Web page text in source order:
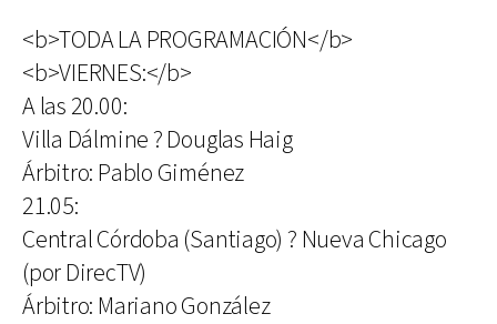
<b>TODA LA PROGRAMACIÓN</b>
<b>VIERNES:</b>
A las 20.00:
Villa Dálmine ? Douglas Haig
Árbitro: Pablo Giménez
21.05:
Central Córdoba (Santiago) ? Nueva Chicago
(por DirecTV)
Árbitro: Mariano González